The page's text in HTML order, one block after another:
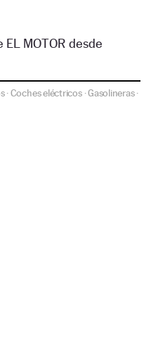
MOTOR desde
·Coches eléctricos·Gasolineras·